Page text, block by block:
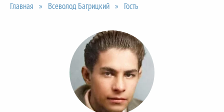
Главная » Всеволод Багрицкий » Гость